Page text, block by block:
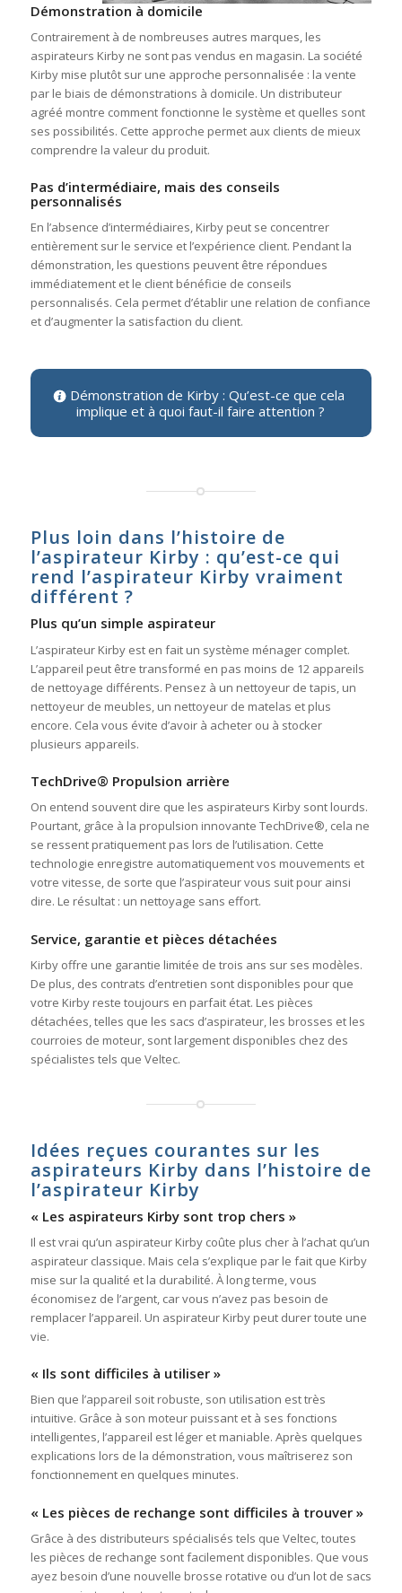
Démonstration à domicile
Contrairement à de nombreuses autres marques, les
aspirateurs Kirby ne sont pas vendus en magasin. La société
Kirby mise plutôt sur une approche personnalisée : la vente
par le biais de démonstrations à domicile. Un distributeur
agréé montre comment fonctionne le système et quelles sont
ses possibilités. Cette approche permet aux clients de mieux
comprendre la valeur du produit.
Pas d’intermédiaire, mais des conseils
personnalisés
En l’absence d’intermédiaires, Kirby peut se concentrer
entièrement sur le service et l’expérience client. Pendant la
démonstration, les questions peuvent être répondues
immédiatement et le client bénéficie de conseils
personnalisés. Cela permet d’établir une relation de confiance
et d’augmenter la satisfaction du client.
Démonstration de Kirby : Qu’est-ce que cela
implique et à quoi faut-il faire attention ?
Plus loin dans l’histoire de
l’aspirateur Kirby : qu’est-ce qui
rend l’aspirateur Kirby vraiment
différent ?
Plus qu’un simple aspirateur
L’aspirateur Kirby est en fait un système ménager complet.
L’appareil peut être transformé en pas moins de 12 appareils
de nettoyage différents. Pensez à un nettoyeur de tapis, un
nettoyeur de meubles, un nettoyeur de matelas et plus
encore. Cela vous évite d’avoir à acheter ou à stocker
plusieurs appareils.
TechDrive® Propulsion arrière
On entend souvent dire que les aspirateurs Kirby sont lourds.
Pourtant, grâce à la propulsion innovante TechDrive®, cela ne
se ressent pratiquement pas lors de l’utilisation. Cette
technologie enregistre automatiquement vos mouvements et
votre vitesse, de sorte que l’aspirateur vous suit pour ainsi
dire. Le résultat : un nettoyage sans effort.
Service, garantie et pièces détachées
Kirby offre une garantie limitée de trois ans sur ses modèles.
De plus, des contrats d’entretien sont disponibles pour que
votre Kirby reste toujours en parfait état. Les pièces
détachées, telles que les sacs d’aspirateur, les brosses et les
courroies de moteur, sont largement disponibles chez des
spécialistes tels que Veltec.
Idées reçues courantes sur les
aspirateurs Kirby dans l’histoire de
l’aspirateur Kirby
« Les aspirateurs Kirby sont trop chers »
Il est vrai qu’un aspirateur Kirby coûte plus cher à l’achat qu’un
aspirateur classique. Mais cela s’explique par le fait que Kirby
mise sur la qualité et la durabilité. À long terme, vous
économisez de l’argent, car vous n’avez pas besoin de
remplacer l’appareil. Un aspirateur Kirby peut durer toute une
vie.
« Ils sont difficiles à utiliser »
Bien que l’appareil soit robuste, son utilisation est très
intuitive. Grâce à son moteur puissant et à ses fonctions
intelligentes, l’appareil est léger et maniable. Après quelques
explications lors de la démonstration, vous maîtriserez son
fonctionnement en quelques minutes.
« Les pièces de rechange sont difficiles à trouver »
Grâce à des distributeurs spécialisés tels que Veltec, toutes
les pièces de rechange sont facilement disponibles. Que vous
ayez besoin d’une nouvelle brosse rotative ou d’un lot de sacs